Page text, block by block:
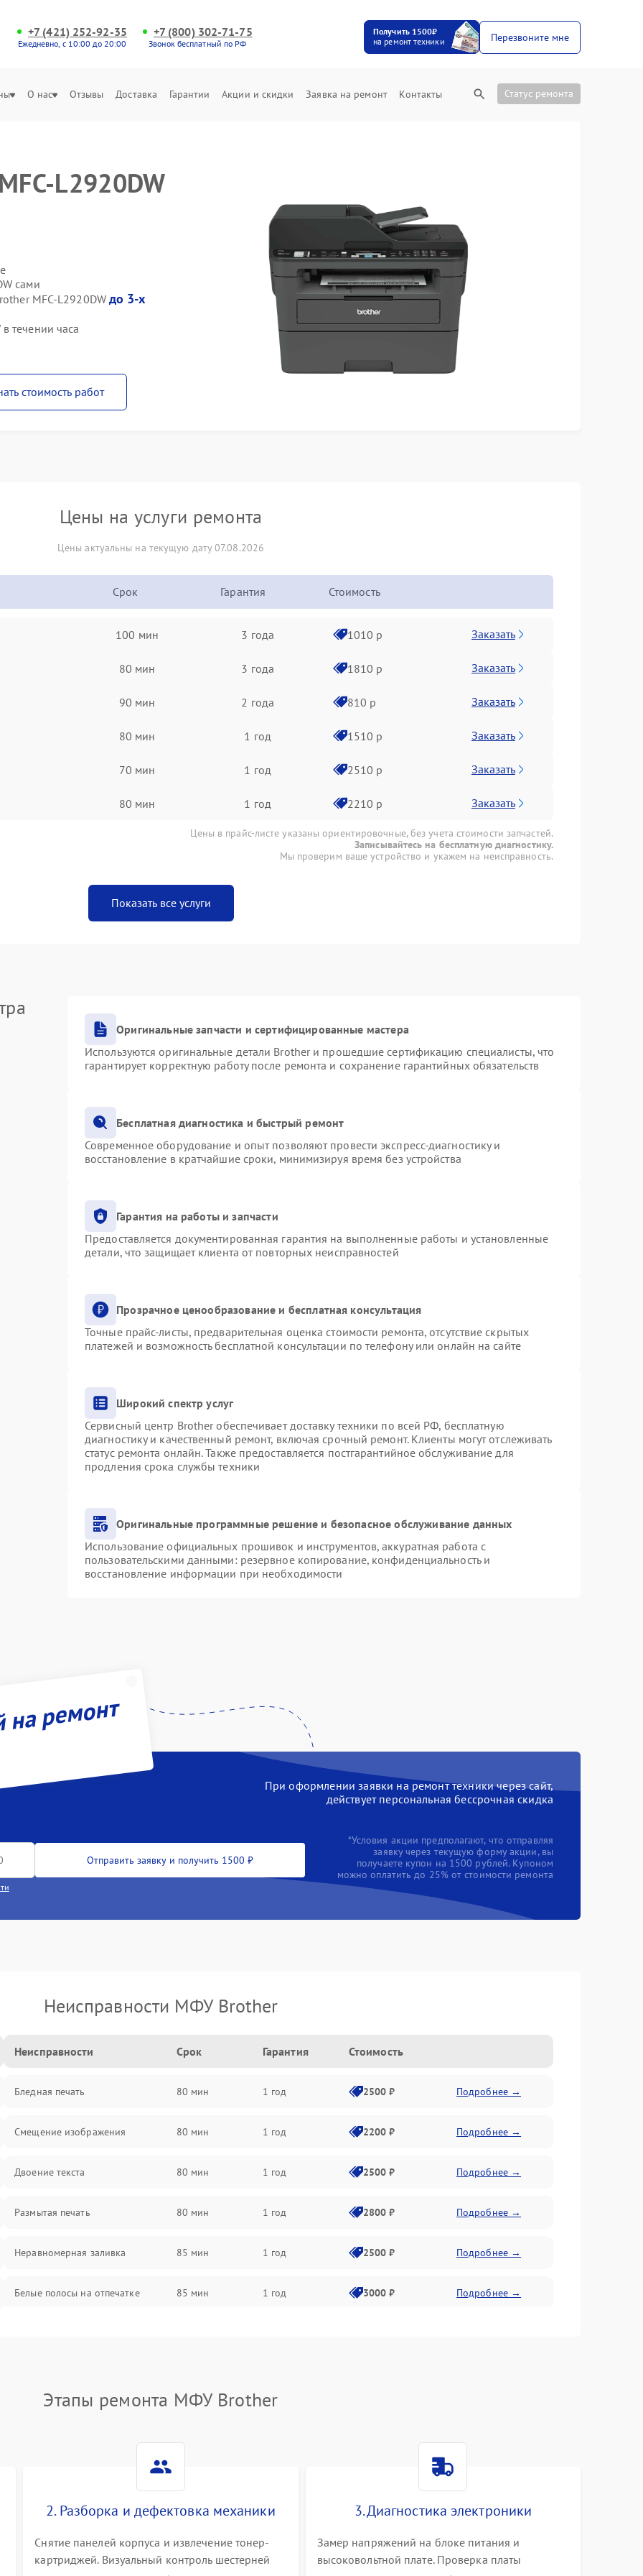
+7 (421) 252-92-35
Ежедневно, с 10:00 до 20:00
+7 (800) 302-71-75
Звонок бесплатный по РФ
Получить 1500₽
на ремонт техники
Перезвоните мне
О нас Отзывы Доставка Гарантии Акции и скидки Заявка на ремонт Контакты Статус ремонта
L2920DW
сами
MFC-L2920DW до 3-х
течении часа
стоимость работ
Цены на услуги ремонта
Цены актуальны на текущую дату 07.08.2026
Срок Гарантия Стоимость
100 мин 3 года 1010 р Заказать
80 мин 3 года 1810 р Заказать
90 мин 2 года 810 р Заказать
80 мин 1 год 1510 р Заказать
70 мин 1 год 2510 р Заказать
80 мин 1 год 2210 р Заказать
Цены в прайс-листе указаны ориентировочные, без учета стоимости запчастей.
Записывайтесь на бесплатную диагностику.
Мы проверим ваше устройство и укажем на неисправность.
Показать все услуги
Оригинальные запчасти и сертифицированные мастера
Используются оригинальные детали Brother и прошедшие сертификацию специалисты, что
гарантирует корректную работу после ремонта и сохранение гарантийных обязательств
Бесплатная диагностика и быстрый ремонт
Современное оборудование и опыт позволяют провести экспресс-диагностику и
восстановление в кратчайшие сроки, минимизируя время без устройства
Гарантия на работы и запчасти
Предоставляется документированная гарантия на выполненные работы и установленные
детали, что защищает клиента от повторных неисправностей
Прозрачное ценообразование и бесплатная консультация
Точные прайс-листы, предварительная оценка стоимости ремонта, отсутствие скрытых
платежей и возможность бесплатной консультации по телефону или онлайн на сайте
Широкий спектр услуг
Сервисный центр Brother обеспечивает доставку техники по всей РФ, бесплатную
диагностику и качественный ремонт, включая срочный ремонт. Клиенты могут отслеживать
статус ремонта онлайн. Также предоставляется постгарантийное обслуживание для
продления срока службы техники
Оригинальные программные решение и безопасное обслуживание данных
Использование официальных прошивок и инструментов, аккуратная работа с
пользовательскими данными: резервное копирование, конфиденциальность и
восстановление информации при необходимости
ремонт
При оформлении заявки на ремонт техники через сайт,
действует персональная бессрочная скидка
Отправить заявку и получить 1500 ₽
*Условия акции предполагают, что отправляя
заявку через текущую форму акции, вы
получаете купон на 1500 рублей. Купоном
можно оплатить до 25% от стоимости ремонта
Неисправности МФУ Brother
Неисправности Срок Гарантия Стоимость
Бледная печать 80 мин 1 год 2500 ₽ Подробнее →
Смещение изображения 80 мин 1 год 2200 ₽ Подробнее →
Двоение текста 80 мин 1 год 2500 ₽ Подробнее →
Размытая печать 80 мин 1 год 2800 ₽ Подробнее →
Неравномерная заливка 85 мин 1 год 2500 ₽ Подробнее →
Белые полосы на отпечатке 85 мин 1 год 3000 ₽ Подробнее →
Этапы ремонта МФУ Brother
2. Разборка и дефектовка механики
Снятие панелей корпуса и извлечение тонер-
картриджей. Визуальный контроль шестерней
3. Диагностика электроники
Замер напряжений на блоке питания и
высоковольтной плате. Проверка платы